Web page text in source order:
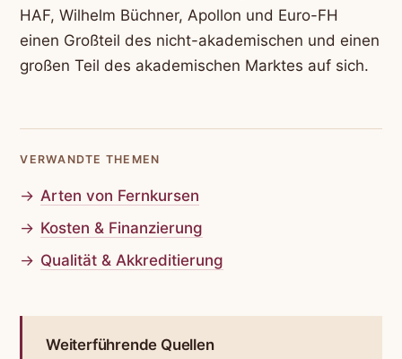
HAF, Wilhelm Büchner, Apollon und Euro-FH
einen Großteil des nicht-akademischen und einen
großen Teil des akademischen Marktes auf sich.
VERWANDTE THEMEN
Arten von Fernkursen
Kosten & Finanzierung
Qualität & Akkreditierung
Weiterführende Quellen